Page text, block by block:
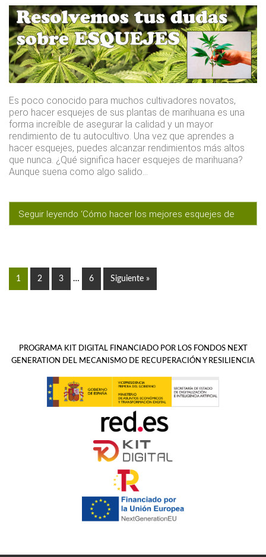
Es poco conocido para muchos cultivadores novatos,
pero hacer esquejes de sus plantas de marihuana es una
forma increíble de asegurar la calidad y un mayor
rendimiento de tu autocultivo. Una vez que aprendes a
hacer esquejes, puedes alcanzar rendimientos más altos
que nunca. ¿Qué significa hacer esquejes de marihuana?
Aunque suena como algo salido…
Seguir leyendo ‘Cómo hacer los mejores esquejes de
Page
1 Page
2 Page
3 … Page
6 Siguiente »
PROGRAMA KIT DIGITAL FINANCIADO POR LOS FONDOS NEXT
GENERATION DEL MECANISMO DE RECUPERACIÓN Y RESILIENCIA